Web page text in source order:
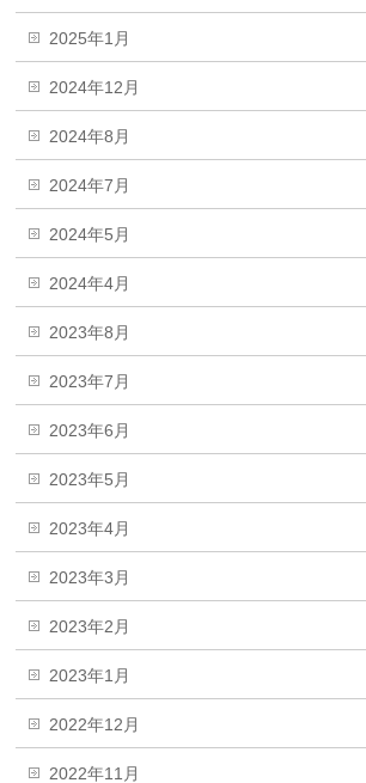
2025年1月
2024年12月
2024年8月
2024年7月
2024年5月
2024年4月
2023年8月
2023年7月
2023年6月
2023年5月
2023年4月
2023年3月
2023年2月
2023年1月
2022年12月
2022年11月